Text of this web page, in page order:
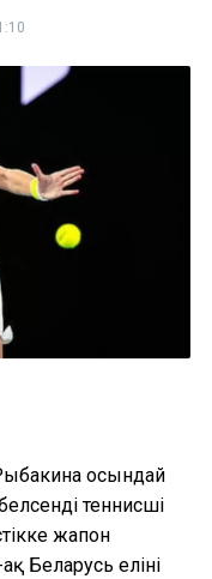
осындай
теннисші
жапон
Беларусь елінің